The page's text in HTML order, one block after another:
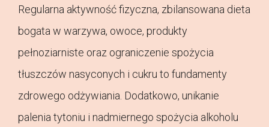
Regularna aktywność fizyczna, zbilansowana dieta
bogata w warzywa, owoce, produkty
pełnoziarniste oraz ograniczenie spożycia
tłuszczów nasyconych i cukru to fundamenty
zdrowego odżywiania. Dodatkowo, unikanie
palenia tytoniu i nadmiernego spożycia alkoholu